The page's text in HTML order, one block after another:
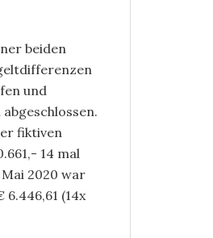
beiden
und
fiktiven
14 mal
2020 war
(14x